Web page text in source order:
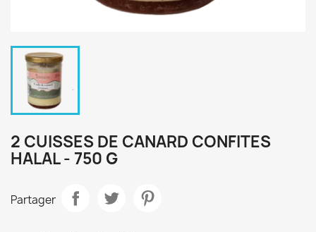
2 CUISSES DE CANARD CONFITES
HALAL - 750 G
Partager